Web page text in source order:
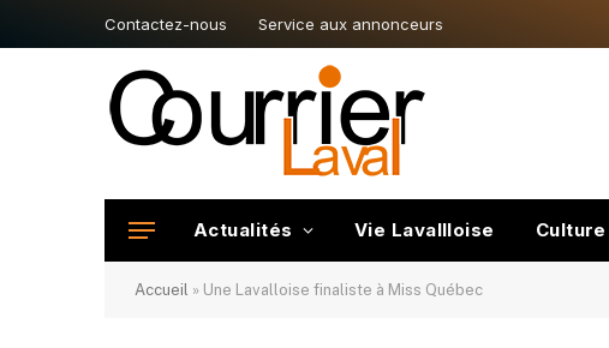
Contactez-nous Service aux annonceurs
Actualités Vie Lavallloise Culture
Accueil » Une Lavalloise finaliste à Miss Québec